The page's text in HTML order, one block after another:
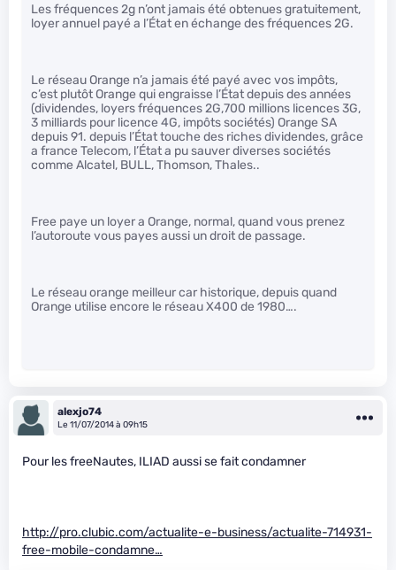
Les fréquences 2g n’ont jamais été obtenues gratuitement,
loyer annuel payé a l’État en échange des fréquences 2G.
Le réseau Orange n’a jamais été payé avec vos impôts,
c’est plutôt Orange qui engraisse l’État depuis des années
(dividendes, loyers fréquences 2G,700 millions licences 3G,
3 milliards pour licence 4G, impôts sociétés) Orange SA
depuis 91. depuis l’État touche des riches dividendes, grâce
a france Telecom, l’État a pu sauver diverses sociétés
comme Alcatel, BULL, Thomson, Thales..
Free paye un loyer a Orange, normal, quand vous prenez
l’autoroute vous payes aussi un droit de passage.
Le réseau orange meilleur car historique, depuis quand
Orange utilise encore le réseau X400 de 1980….
alexjo74
Le 11/07/2014 à 09h15
Pour les freeNautes, ILIAD aussi se fait condamner
http://pro.clubic.com/actualite-e-business/actualite-714931-
free-mobile-condamne…